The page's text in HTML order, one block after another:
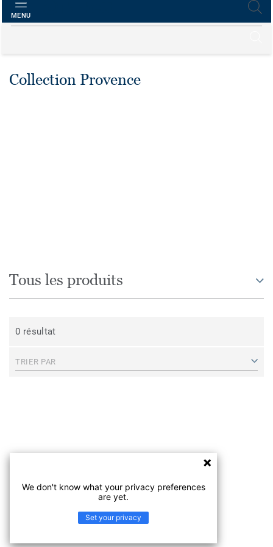
MENU
Collection Provence
Tous les produits
0 résultat
TRIER PAR
We don't know what your privacy preferences
are yet.
Set your privacy